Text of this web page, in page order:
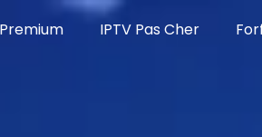
IPTV Pas Cher